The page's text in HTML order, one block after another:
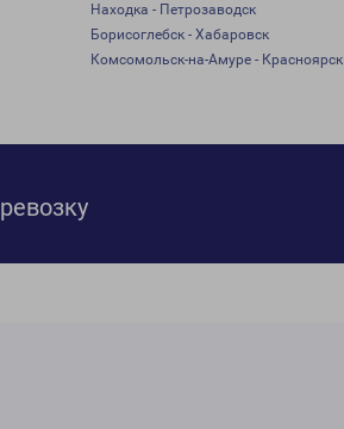
Находка - Петрозаводск
Борисоглебск - Хабаровск
Комсомольск-на-Амуре - Красноярск